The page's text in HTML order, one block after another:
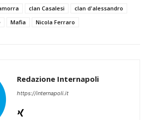
clan Casalesi
clan d'alessandro
Mafia Nicola Ferraro
Redazione Internapoli
https://internapoli.it